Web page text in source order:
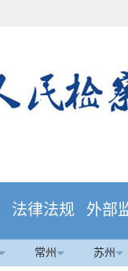
法律法规 外部
常州 苏州